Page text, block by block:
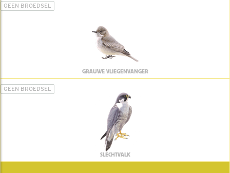
GEEN BROEDSEL
GRAUWE VLIEGENVANGER
GEEN BROEDSEL
SLECHTVALK